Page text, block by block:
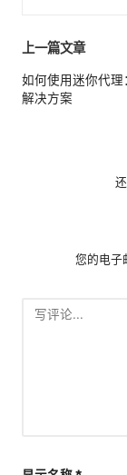
邮
政
导
上一篇文章
如何使用迷你代理
解决方案
您的电子